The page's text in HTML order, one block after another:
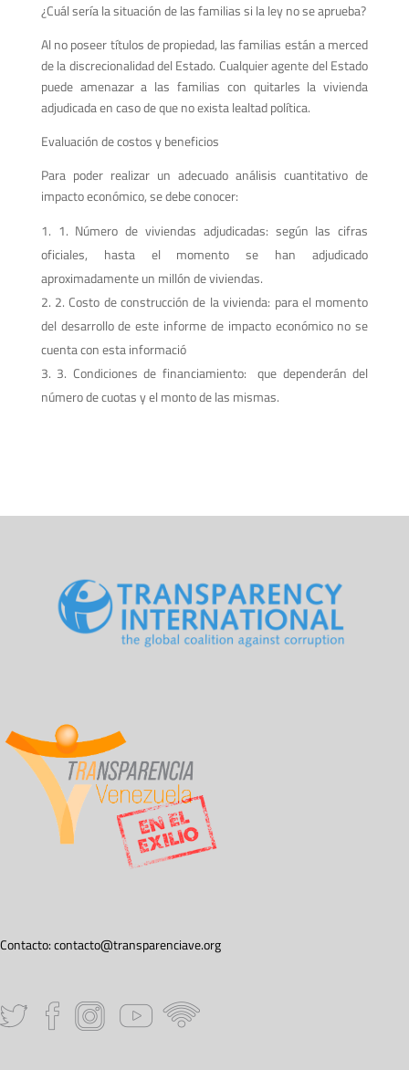
¿Cuál sería la situación de las familias si la ley no se aprueba?
Al no poseer títulos de propiedad, las familias están a merced
de la discrecionalidad del Estado. Cualquier agente del Estado
puede amenazar a las familias con quitarles la vivienda
adjudicada en caso de que no exista lealtad política.
Evaluación de costos y beneficios
Para poder realizar un adecuado análisis cuantitativo de
impacto económico, se debe conocer:
1. Número de viviendas adjudicadas: según las cifras
oficiales, hasta el momento se han adjudicado
aproximadamente un millón de viviendas.
2. Costo de construcción de la vivienda: para el momento
del desarrollo de este informe de impacto económico no se
cuenta con esta informació
3. Condiciones de financiamiento: que dependerán del
número de cuotas y el monto de las mismas.
Contacto:contacto@transparenciave.org